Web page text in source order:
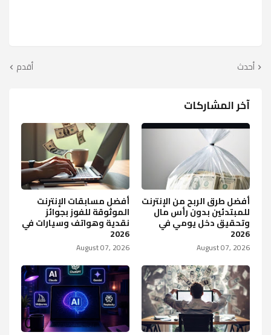
أحدث أقدم
آخر المشاركات
أفضل طرق الربح من الإنترنت
للمبتدئين بدون رأس مال
وتحقيق دخل يومي في
2026
August 07, 2026
أفضل مسابقات الإنترنت
الموثوقة للفوز بجوائز
نقدية وهواتف وسيارات في
2026
August 07, 2026